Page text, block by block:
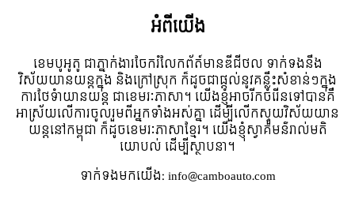
អំពី​យើង
ខេមបូអូតូ ជាភ្នាក់ងារចែករំលែកព័ត៍មានឌីជីថល ទាក់ទងនឹង
វិស័យយានយន្តក្នុង និងក្រៅស្រុក ក៏ដូចជាផ្តល់នូវគន្លឹះសំខាន់ៗក្នុង
ការថែទំាយានយន្ត ជាខេមរៈភាសា។ យើងខ្ញុំអាចរីកចំរើនទៅបានគឺ
អាស្រ័យលើការចូលរួមពីអ្នកទាំងអស់គ្នា ដើម្បីលើកស្ទួយវិស័យយាន
យន្តនៅកម្ពុជា ក៏ដូចខេមរៈភាសាខ្មែរ។ យើងខ្ញុំស្វាគមន៌រាល់មតិ
យោបល់ ដើម្បីស្ថាបនា។
ទាក់ទង​មក​យើង:info@camboauto.com